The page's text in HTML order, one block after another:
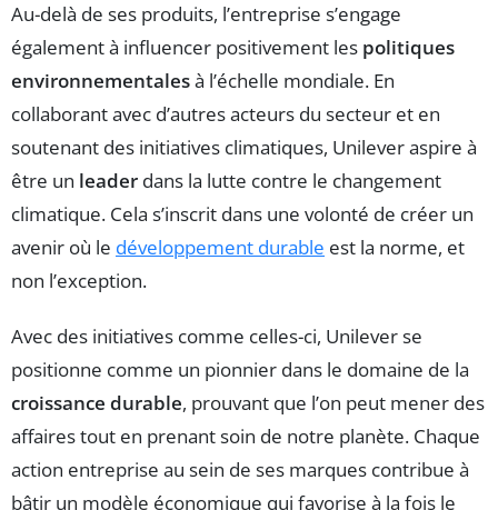
Au-delà de ses produits, l’entreprise s’engage
également à influencer positivement les politiques
environnementalesà l’échelle mondiale. En
collaborant avec d’autres acteurs du secteur et en
soutenant des initiatives climatiques, Unilever aspire à
être un leader dans la lutte contre le changement
climatique. Cela s’inscrit dans une volonté de créer un
avenir où le développement durable est la norme, et
non l’exception.
Avec des initiatives comme celles-ci, Unilever se
positionne comme un pionnier dans le domaine de la
croissance durable, prouvant que l’on peut mener des
affaires tout en prenant soin de notre planète. Chaque
action entreprise au sein de ses marques contribue à
bâtir un modèle économique qui favorise à la fois le